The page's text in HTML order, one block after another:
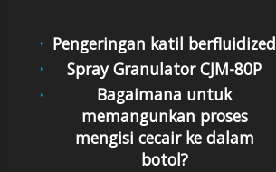
Pengeringan katil berfluidized
Spray Granulator CJM-80P
Bagaimana untuk
memangunkan proses
mengisi cecair ke dalam
botol?